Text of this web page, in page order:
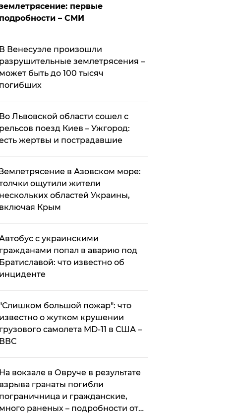
первые
подробности – СМИ
В Венесуэле произошли
разрушительные землетрясения –
может быть до 100 тысяч
погибших
Во Львовской области сошел с
рельсов поезд Киев – Ужгород:
жертвы и пострадавшие
в Азовском море:
ощутили жители
нескольких областей Украины,
включая Крым
с украинскими
гражданами попал в аварию под
Братиславой: что известно об
инциденте
"Слишком большой пожар": что
известно о жутком крушении
грузового самолета MD-11 в США –
ВВС
На вокзале в Овруче в результате
взрыва гранаты погибли
пограничница и гражданские,
много раненых – подробности от